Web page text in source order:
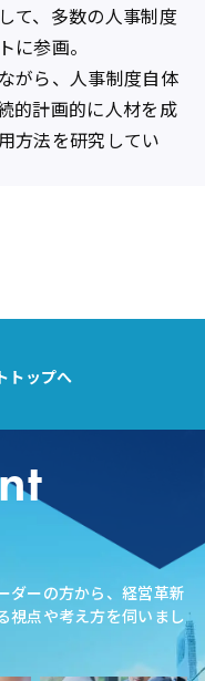
て、多数の人事制度
に参画。
がら、人事制度自体
的計画的に人材を成
方法を研究してい
トップへ
ダーの方から、経営革新
視点や考え方を伺いまし